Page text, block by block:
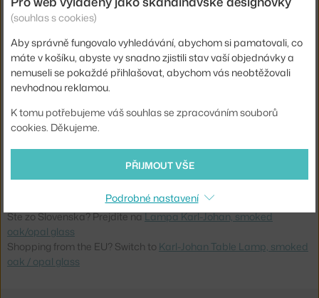
Hlavní materiál:
sklo
Patice / zdroj:
E14
Stmívatelné:
ano
Distribuce světla: nepřímé světlo
Zdroj součástí:
ne
Max Watt (LED):
NWK-20310
EAN
5712826203101
Ste zo Slovenska? Prejdite naLampa Karl-Johan, smoked
oak/opal glass
Shopping from the EU? Switch to Karl-Johan Table Lamp, smoked
oak / opal glass
(souhlas s cookies)
Aby správně fungovalo vyhledávání, abychom si pamatovali, co
máte v košíku, abyste vy snadno zjistili stav vaší objednávky a
nemuseli se pokaždé přihlašovat, abychom vás neobtěžovali
nevhodnou reklamou.
K tomu potřebujeme váš souhlas se zpracováním souborů
cookies. Děkujeme.
PŘIJMOUT VŠE
Podrobné nastavení